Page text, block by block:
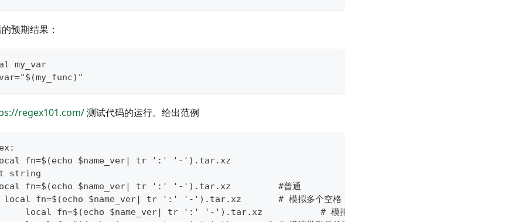
预期结果：
my_var
regex101.com/测试代码的运行。给出范例
fn=$(echo $name_ver| tr ':' '-').tar.xz
string
  local fn=$(echo $name_ver| tr ':' '-').tar.xz		#普通
    local fn=$(echo $name_ver| tr ':' '-').tar.xz	# 模拟多个空格
	local fn=$(echo $name_ver| tr ':' '-').tar.xz		# 模拟tab缩进